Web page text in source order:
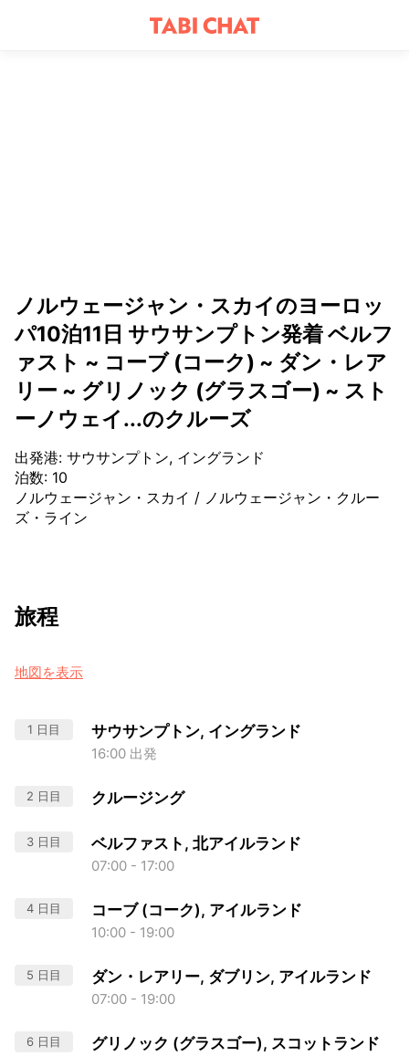
ノルウェージャン・スカイのヨーロッ
パ10泊11日 サウサンプトン発着 ベルフ
ァスト ~ コーブ (コーク) ~ ダン・レア
リー ~ グリノック (グラスゴー) ~ スト
ーノウェイ...のクルーズ
出発港: サウサンプトン, イングランド
泊数: 10
ノルウェージャン・スカイ / ノルウェージャン・クルー
ズ・ライン
旅程
地図を表示
1 日目 サウサンプトン, イングランド
16:00 出発
2 日目 クルージング
3 日目 ベルファスト, 北アイルランド
07:00 - 17:00
4 日目 コーブ (コーク), アイルランド
10:00 - 19:00
5 日目 ダン・レアリー, ダブリン, アイルランド
07:00 - 19:00
6 日目 グリノック (グラスゴー), スコットランド